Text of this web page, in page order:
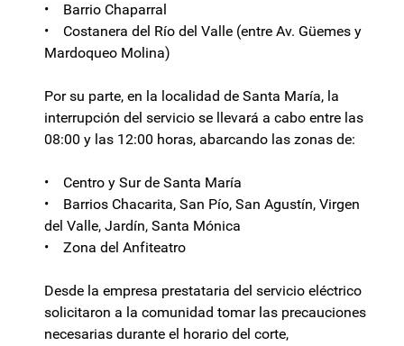
• Barrio Chaparral
• Costanera del Río del Valle (entre Av. Güemes y
Mardoqueo Molina)
Por su parte, en la localidad de Santa María, la
interrupción del servicio se llevará a cabo entre las
08:00 y las 12:00 horas, abarcando las zonas de:
• Centro y Sur de Santa María
• Barrios Chacarita, San Pío, San Agustín, Virgen
del Valle, Jardín, Santa Mónica
• Zona del Anfiteatro
Desde la empresa prestataria del servicio eléctrico
solicitaron a la comunidad tomar las precauciones
necesarias durante el horario del corte,